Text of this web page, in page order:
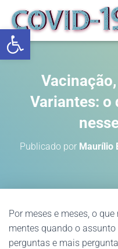
Abrir a barra
Variantes: o
Publicado por Maurílio
Por meses e meses, o
mentes quando o
perguntas e mais